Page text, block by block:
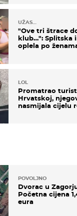
UŽAS…
"Ove tri štrace
klub…": Splitska
oplela po
LOL
Promatrao
Hrvatskoj,
nasmijala cijelu
POVOLJNO
Dvorac u
Početna cijena
eura